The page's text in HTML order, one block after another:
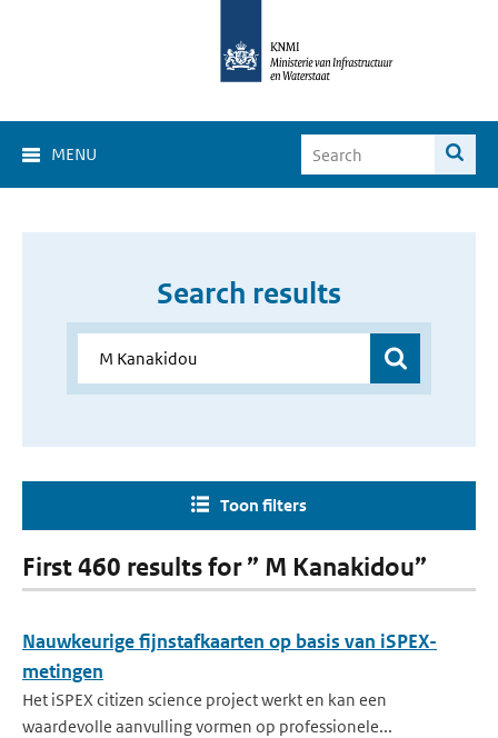
MENU
Search results
Toon filters
First 460 results for ” M Kanakidou”
Nauwkeurige fijnstafkaarten op basis van iSPEX-
metingen
Het iSPEX citizen science project werkt en kan een
waardevolle aanvulling vormen op professionele...